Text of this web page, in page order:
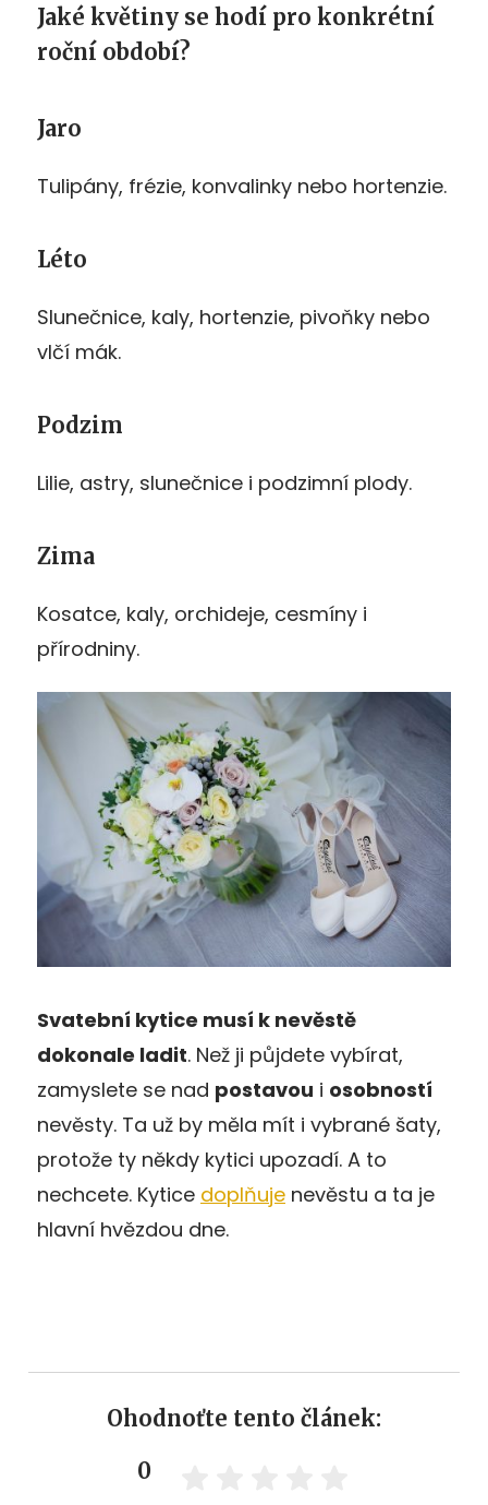
Jaké květiny se hodí pro konkrétní
roční období?
Jaro
Tulipány, frézie, konvalinky nebo hortenzie.
Léto
Slunečnice, kaly, hortenzie, pivoňky nebo
vlčí mák.
Podzim
Lilie, astry, slunečnice i podzimní plody.
Zima
Kosatce, kaly, orchideje, cesmíny i
přírodniny.
Svatební kytice musí k nevěstě
dokonale ladit. Než ji půjdete vybírat,
zamyslete se nad postavou i osobností
nevěsty. Ta už by měla mít i vybrané šaty,
protože ty někdy kytici upozadí. A to
nechcete. Kytice doplňuje nevěstu a ta je
hlavní hvězdou dne.
Ohodnoťte tento článek:
0